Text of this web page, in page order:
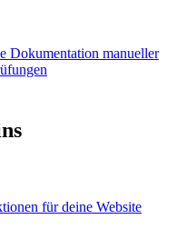
Dokumentation manueller
für deine Website